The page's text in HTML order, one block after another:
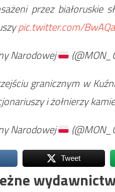
przez białoruskie
pic.twitter.com/
Narodowej
granicznym w
i żołnierzy
Narodowej
Tweet